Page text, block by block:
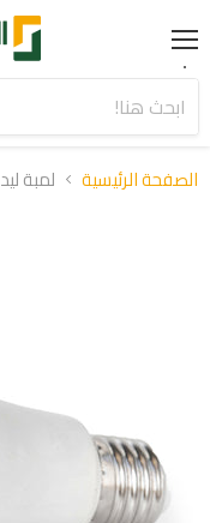
Menu
الصفحة الرئيسية لمبة ليد 15وات - مصنفرة -ابيض LUMA